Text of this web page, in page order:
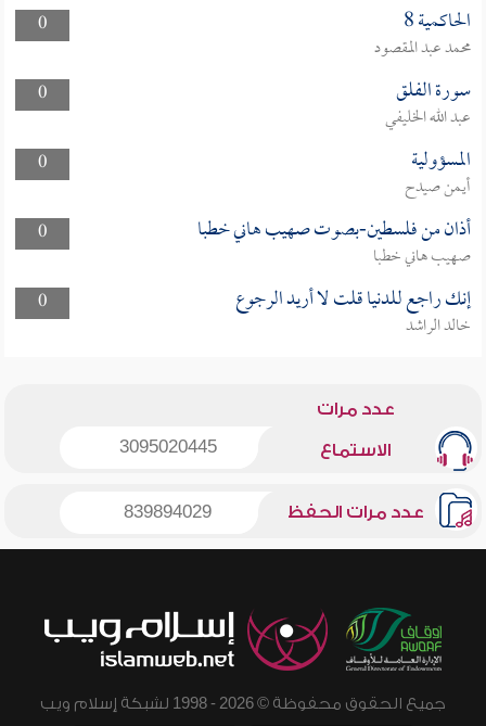
0
الحاكمية 8
محمد عبد المقصود
0
سورة الفلق
عبد الله الخليفي
0
المسؤولية
أيمن صيدح
0
أذان من فلسطين-بصوت صهيب هاني خطبا
صهيب هاني خطبا
0
إنك راجع للدنيا قلت لا أريد الرجوع
خالد الراشد
عدد مرات
الاستماع 3095020445
عدد مرات الحفظ 839894029
جميع الحقوق محفوظة © 2026 - 1998 لشبكة إسلام ويب